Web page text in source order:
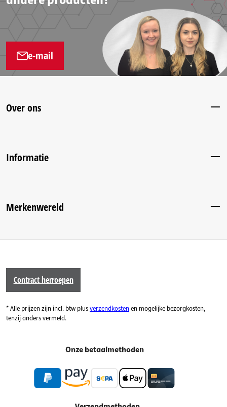
e-mail
Over ons
Informatie
Merkenwereld
Contract herroepen
* Alle prijzen zijn incl. btw plusverzendkostenen mogelijke bezorgkosten,
tenzij anders vermeld.
Onze betaalmethoden